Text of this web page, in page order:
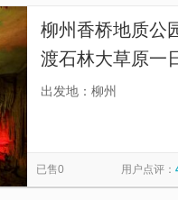
柳州香桥地质公
渡石林大草原一
+中渡响水瀑布+
出发地：柳州
已售0 用户点评：